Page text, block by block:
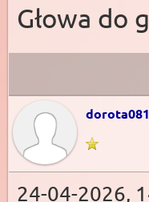
Głowa do
24-04-2026,